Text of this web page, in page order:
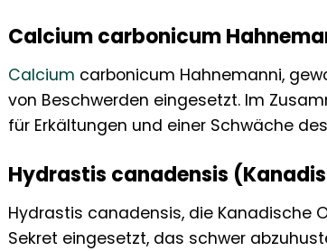
Calcium carbonicum
Calcium carbonicum Hahnemanni,
von Beschwerden eingesetzt. Im
für Erkältungen und einer Schwäche
Hydrastis canadensis
Hydrastis canadensis, die Kanadische
Sekret eingesetzt, das schwer